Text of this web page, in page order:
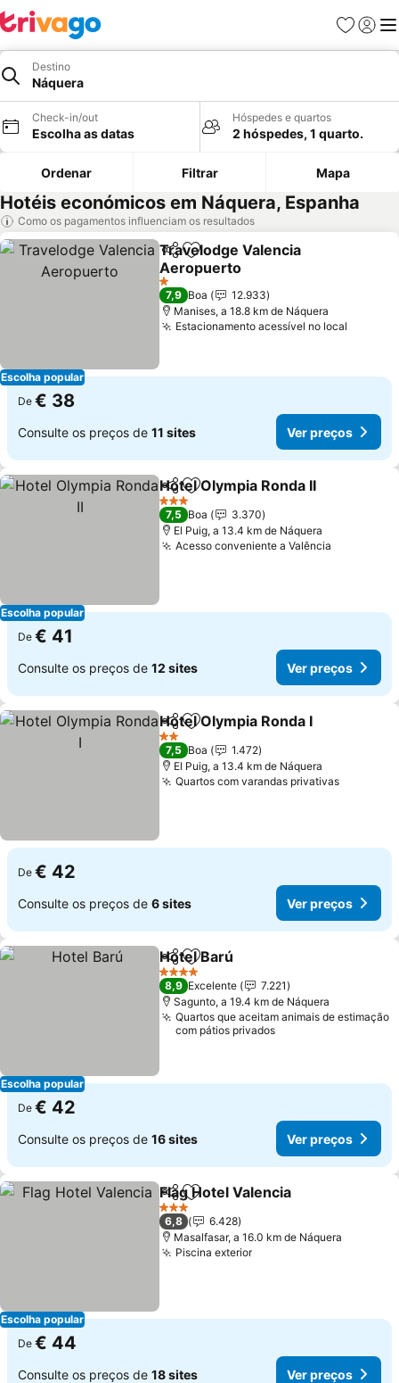
Favoritos
Iniciar
Destino
Náquera
Check-in/out
Escolha as datas
Hóspedes e quartos
2 hóspedes, 1 quarto.
Ordenar Filtrar Mapa
Hotéis económicos em Náquera, Espanha
Como os pagamentos influenciam os resultados
Escolha popular
PartilharAdicionar aos favoritos
Travelodge Valencia
Aeropuerto
1 Estrelas
7,9 Boa
12.933
Manises, a 18.8 km de Náquera
Estacionamento acessível no local
De € 38
Consulte os preços de 11 sites Ver preços
Escolha popular
PartilharAdicionar aos favoritos
Hotel Olympia Ronda II
3 Estrelas
7,5 Boa
3.370
El Puig, a 13.4 km de Náquera
Acesso conveniente a Valência
De € 41
Consulte os preços de 12 sites Ver preços
PartilharAdicionar aos favoritos
Hotel Olympia Ronda I
2 Estrelas
7,5 Boa
1.472
El Puig, a 13.4 km de Náquera
Quartos com varandas privativas
De € 42
Consulte os preços de 6 sites Ver preços
Escolha popular
PartilharAdicionar aos favoritos
Hotel Barú
4 Estrelas
8,9 Excelente
7.221
Sagunto, a 19.4 km de Náquera
Quartos que aceitam animais de estimação
com pátios privados
De € 42
Consulte os preços de 16 sites Ver preços
Escolha popular
PartilharAdicionar aos favoritos
Flag Hotel Valencia
3 Estrelas
6,8
6.428
Masalfasar, a 16.0 km de Náquera
Piscina exterior
De € 44
Consulte os preços de 18 sites Ver preços